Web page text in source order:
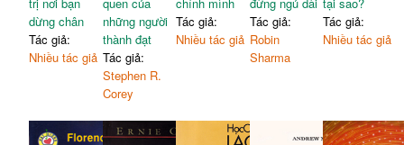
Ý tưởng 26. Tận hưởng sự
hài hước
127
dừng chân
Tác giả:
Nhiều tác giả
những người
thành đạt
Tác giả:
Stephen R.
Corey
Tác giả:
Nhiều tác giả
Tác giả:
Robin
Sharma
Tác giả:
Nhiều tác giả